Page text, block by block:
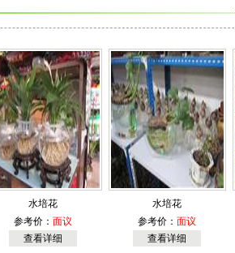
水培花
参考价： 面议
查看详细
水培花
参考价： 面议
查看详细